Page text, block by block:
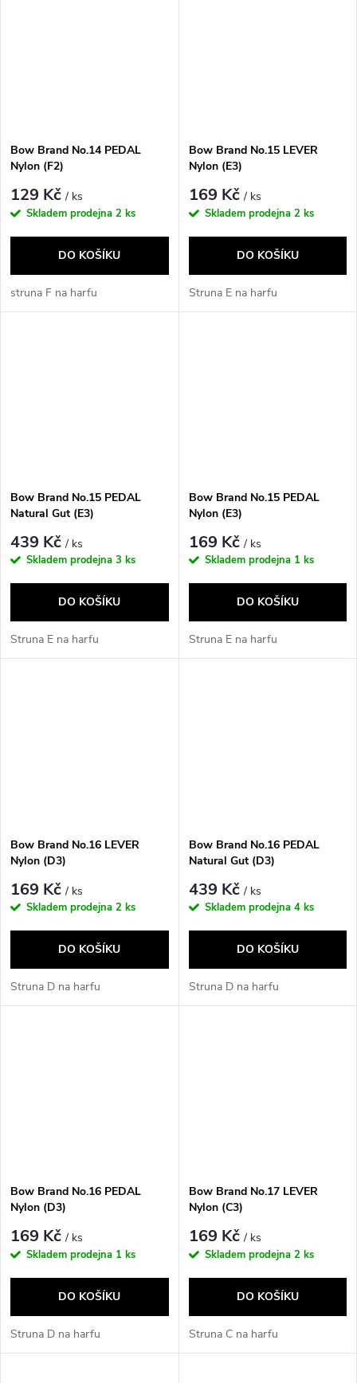
Bow Brand No.14 PEDAL
Nylon (F2)
129 Kč/ ks
Skladem prodejna 2 ks
DO KOŠÍKU
struna F na harfu
Bow Brand No.15 LEVER
Nylon (E3)
169 Kč/ ks
Skladem prodejna 2 ks
DO KOŠÍKU
Struna E na harfu
Bow Brand No.15 PEDAL
Natural Gut (E3)
439 Kč/ ks
Skladem prodejna 3 ks
DO KOŠÍKU
Struna E na harfu
Bow Brand No.15 PEDAL
Nylon (E3)
169 Kč/ ks
Skladem prodejna 1 ks
DO KOŠÍKU
Struna E na harfu
Bow Brand No.16 LEVER
Nylon (D3)
169 Kč/ ks
Skladem prodejna 2 ks
DO KOŠÍKU
Struna D na harfu
Bow Brand No.16 PEDAL
Natural Gut (D3)
439 Kč/ ks
Skladem prodejna 4 ks
DO KOŠÍKU
Struna D na harfu
Bow Brand No.16 PEDAL
Nylon (D3)
169 Kč/ ks
Skladem prodejna 1 ks
DO KOŠÍKU
Struna D na harfu
Bow Brand No.17 LEVER
Nylon (C3)
169 Kč/ ks
Skladem prodejna 2 ks
DO KOŠÍKU
Struna C na harfu